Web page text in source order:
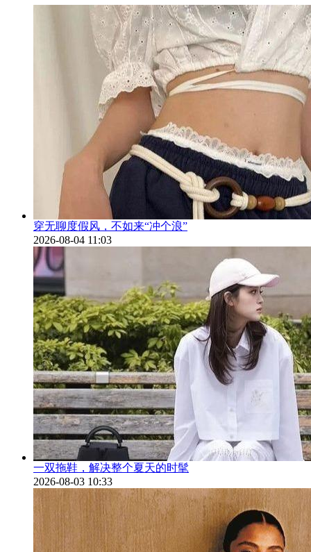
穿无聊度假风，不如来“冲个浪”
2026-08-04 11:03
一双拖鞋，解决整个夏天的时髦
2026-08-03 10:33